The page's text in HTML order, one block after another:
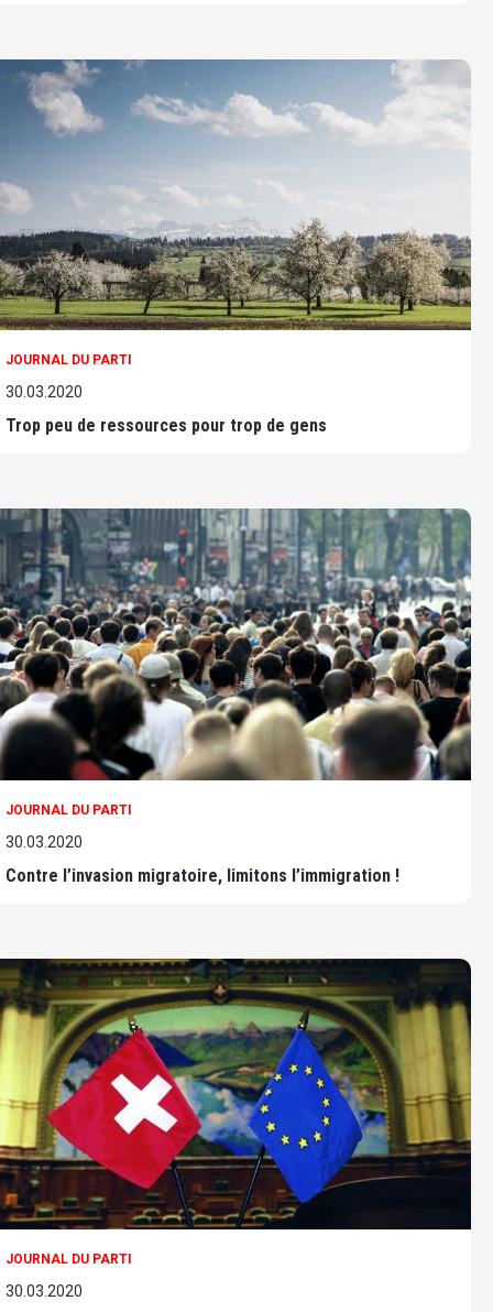
JOURNAL DU PARTI
30.03.2020
Trop peu de ressources pour trop de gens
JOURNAL DU PARTI
30.03.2020
Contre l’invasion migratoire, limitons l’immigration !
JOURNAL DU PARTI
30.03.2020